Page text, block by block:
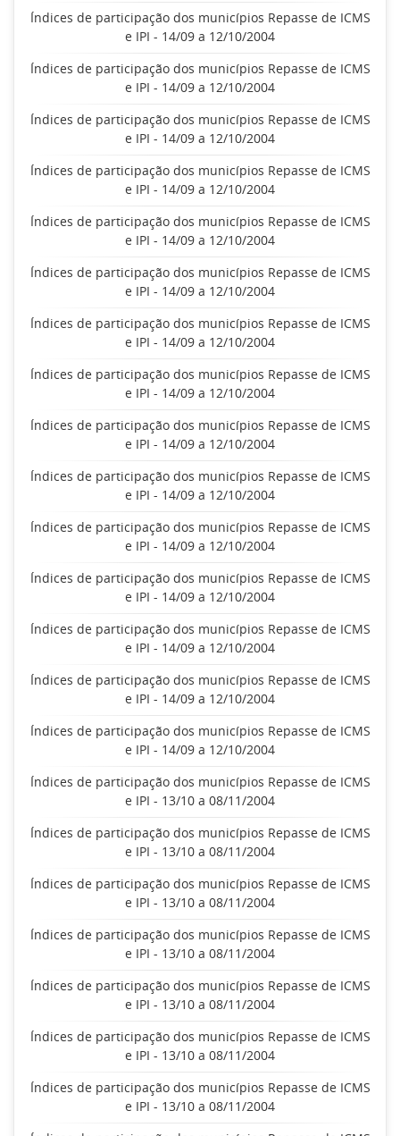
Índices de participação dos municípios Repasse de ICMS
e IPI - 14/09 a 12/10/2004
Índices de participação dos municípios Repasse de ICMS
e IPI - 14/09 a 12/10/2004
Índices de participação dos municípios Repasse de ICMS
e IPI - 14/09 a 12/10/2004
Índices de participação dos municípios Repasse de ICMS
e IPI - 14/09 a 12/10/2004
Índices de participação dos municípios Repasse de ICMS
e IPI - 14/09 a 12/10/2004
Índices de participação dos municípios Repasse de ICMS
e IPI - 14/09 a 12/10/2004
Índices de participação dos municípios Repasse de ICMS
e IPI - 14/09 a 12/10/2004
Índices de participação dos municípios Repasse de ICMS
e IPI - 14/09 a 12/10/2004
Índices de participação dos municípios Repasse de ICMS
e IPI - 14/09 a 12/10/2004
Índices de participação dos municípios Repasse de ICMS
e IPI - 14/09 a 12/10/2004
Índices de participação dos municípios Repasse de ICMS
e IPI - 14/09 a 12/10/2004
Índices de participação dos municípios Repasse de ICMS
e IPI - 14/09 a 12/10/2004
Índices de participação dos municípios Repasse de ICMS
e IPI - 14/09 a 12/10/2004
Índices de participação dos municípios Repasse de ICMS
e IPI - 14/09 a 12/10/2004
Índices de participação dos municípios Repasse de ICMS
e IPI - 14/09 a 12/10/2004
Índices de participação dos municípios Repasse de ICMS
e IPI - 13/10 a 08/11/2004
Índices de participação dos municípios Repasse de ICMS
e IPI - 13/10 a 08/11/2004
Índices de participação dos municípios Repasse de ICMS
e IPI - 13/10 a 08/11/2004
Índices de participação dos municípios Repasse de ICMS
e IPI - 13/10 a 08/11/2004
Índices de participação dos municípios Repasse de ICMS
e IPI - 13/10 a 08/11/2004
Índices de participação dos municípios Repasse de ICMS
e IPI - 13/10 a 08/11/2004
Índices de participação dos municípios Repasse de ICMS
e IPI - 13/10 a 08/11/2004